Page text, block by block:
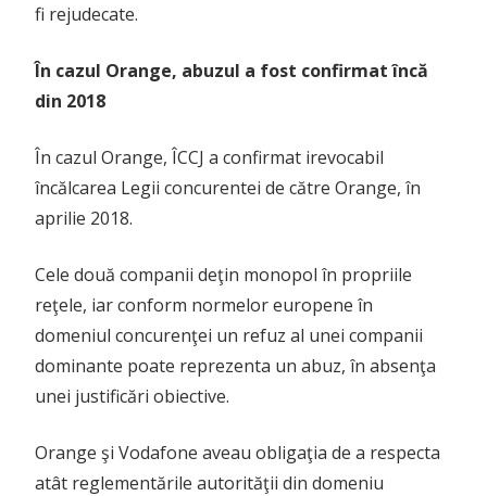
fi rejudecate.
În cazul Orange, abuzul a fost confirmat încă
din 2018
În cazul Orange, ÎCCJ a confirmat irevocabil
încălcarea Legii concurentei de către Orange, în
aprilie 2018.
Cele două companii deţin monopol în propriile
reţele, iar conform normelor europene în
domeniul concurenţei un refuz al unei companii
dominante poate reprezenta un abuz, în absenţa
unei justificări obiective.
Orange şi Vodafone aveau obligaţia de a respecta
atât reglementările autorităţii din domeniu